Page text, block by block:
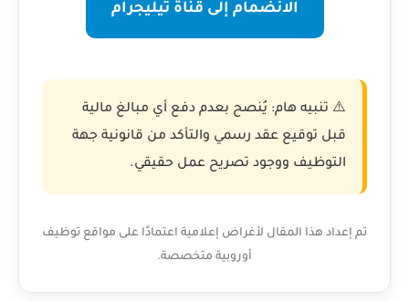
الانضمام إلى قناة تيليجرام
⚠️ تنبيه هام: يُنصح بعدم دفع أي مبالغ مالية
قبل توقيع عقد رسمي والتأكد من قانونية جهة
التوظيف ووجود تصريح عمل حقيقي.
تم إعداد هذا المقال لأغراض إعلامية اعتمادًا على مواقع توظيف
أوروبية متخصصة.